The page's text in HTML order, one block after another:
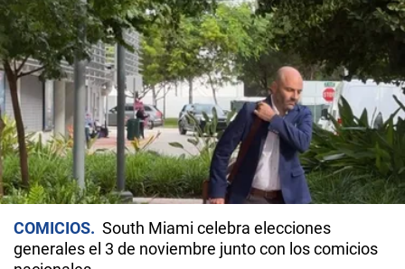
COMICIOS
South Miami celebra elecciones
generales el 3 de noviembre junto con los comicios